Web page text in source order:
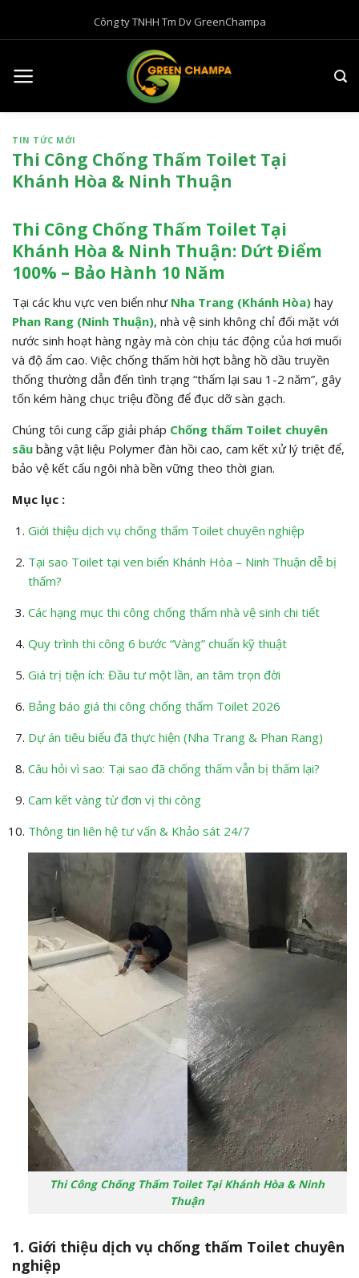
Công ty TNHH Tm Dv GreenChampa
TIN TỨC MỚI
Thi Công Chống Thấm Toilet Tại
Khánh Hòa & Ninh Thuận
Thi Công Chống Thấm Toilet Tại
Khánh Hòa & Ninh Thuận: Dứt Điểm
100% – Bảo Hành 10 Năm
Tại các khu vực ven biển như Nha Trang (Khánh Hòa) hay
Phan Rang (Ninh Thuận), nhà vệ sinh không chỉ đối mặt với
nước sinh hoạt hàng ngày mà còn chịu tác động của hơi muối
và độ ẩm cao. Việc chống thấm hời hợt bằng hồ dầu truyền
thống thường dẫn đến tình trạng “thấm lại sau 1-2 năm”, gây
tốn kém hàng chục triệu đồng để đục dỡ sàn gạch.
Chúng tôi cung cấp giải pháp Chống thấm Toilet chuyên
sâu bằng vật liệu Polymer đàn hồi cao, cam kết xử lý triệt để,
bảo vệ kết cấu ngôi nhà bền vững theo thời gian.
Mục lục :
Giới thiệu dịch vụ chống thấm Toilet chuyên nghiệp
Tại sao Toilet tại ven biển Khánh Hòa – Ninh Thuận dễ bị
thấm?
Các hạng mục thi công chống thấm nhà vệ sinh chi tiết
Quy trình thi công 6 bước “Vàng” chuẩn kỹ thuật
Giá trị tiện ích: Đầu tư một lần, an tâm trọn đời
Bảng báo giá thi công chống thấm Toilet 2026
Dự án tiêu biểu đã thực hiện (Nha Trang & Phan Rang)
Câu hỏi vì sao: Tại sao đã chống thấm vẫn bị thấm lại?
Cam kết vàng từ đơn vị thi công
Thông tin liên hệ tư vấn & Khảo sát 24/7
Thi Công Chống Thấm Toilet Tại Khánh Hòa & Ninh
Thuận
1. Giới thiệu dịch vụ chống thấm Toilet chuyên
nghiệp